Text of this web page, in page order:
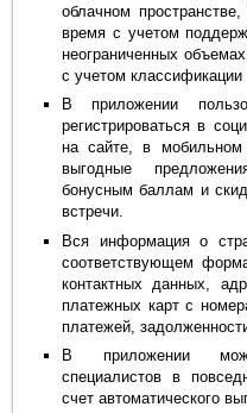
облачном
время с учетом
неограниченных
с учетом
В приложении
регистрироваться в
на сайте, в мобильном
выгодные
бонусным баллам и
встречи.
Вся информация о
соответствующем
контактных данных,
платежных карт с
платежей,
В приложении
специалистов в
счет автоматического